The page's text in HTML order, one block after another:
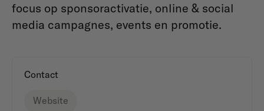
focus op sponsoractivatie, online & social
media campagnes, events en promotie.
Contact
Website